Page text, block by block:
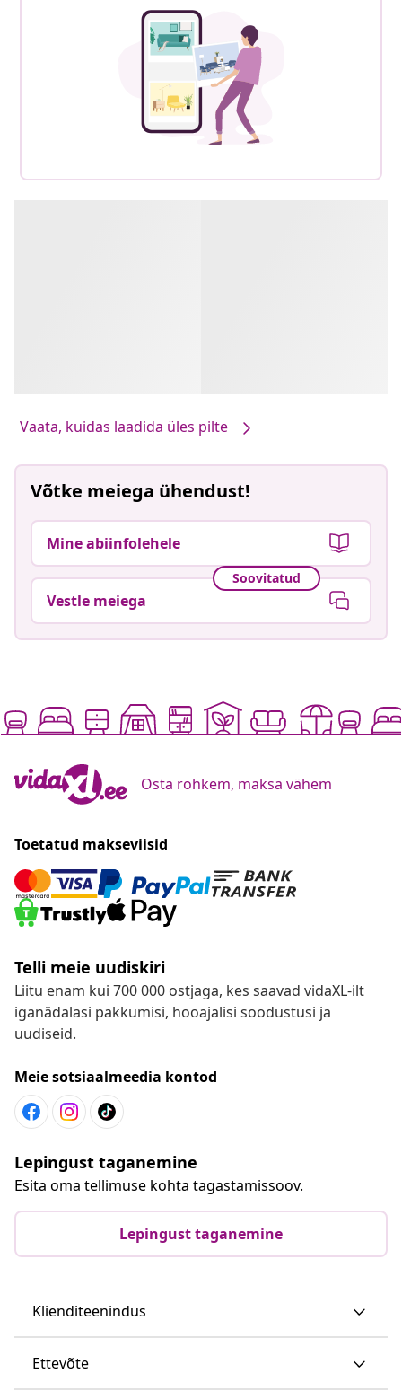
Vaata, kuidas laadida üles pilte
Võtke meiega ühendust!
Mine abiinfolehele
Soovitatud
Vestle meiega
Osta rohkem, maksa vähem
Toetatud makseviisid
Telli meie uudiskiri
Liitu enam kui 700 000 ostjaga, kes saavad vidaXL-ilt
iganädalasi pakkumisi, hooajalisi soodustusi ja
uudiseid.
Meie sotsiaalmeedia kontod
Lepingust taganemine
Esita oma tellimuse kohta tagastamissoov.
Lepingust taganemine
Klienditeenindus
Ettevõte